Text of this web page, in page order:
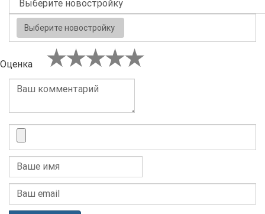
Выберите новостройку
Оценка